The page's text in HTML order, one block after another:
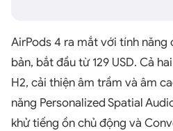
AirPods 4 ra mắt với tính năng
bản, bắt đầu từ 129 USD. Cả
H2, cải thiện âm trầm và âm
năng Personalized Spatial
khử tiếng ồn chủ động và